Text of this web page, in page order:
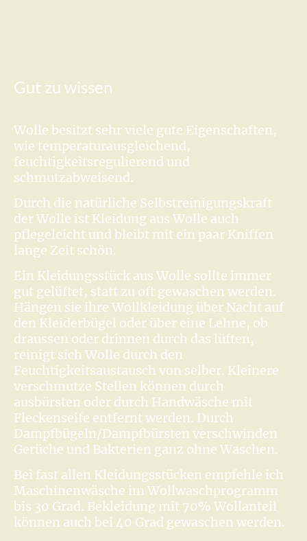
Gut zu wissen
Wolle besitzt sehr viele gute Eigenschaften,
wie temperaturausgleichend,
feuchtigkeitsregulierend und
schmutzabweisend.
Durch die natürliche Selbstreinigungskraft
der Wolle ist Kleidung aus Wolle auch
pflegeleicht und bleibt mit ein paar Kniffen
lange Zeit schön.
Ein Kleidungsstück aus Wolle sollte immer
gut gelüftet, statt zu oft gewaschen werden.
Hängen sie ihre Wollkleidung über Nacht auf
den Kleiderbügel oder über eine Lehne, ob
draussen oder drinnen durch das lüften,
reinigt sich Wolle durch den
Feuchtigkeitsaustausch von selber. Kleinere
verschmutze Stellen können durch
ausbürsten oder durch Handwäsche mit
Fleckenseife entfernt werden. Durch
Dampfbügeln/Dampfbürsten verschwinden
Gerüche und Bakterien ganz ohne Waschen.
Bei fast allen Kleidungsstücken empfehle ich
Maschinenwäsche im Wollwaschprogramm
bis 30 Grad. Bekleidung mit 70% Wollanteil
können auch bei 40 Grad gewaschen werden.